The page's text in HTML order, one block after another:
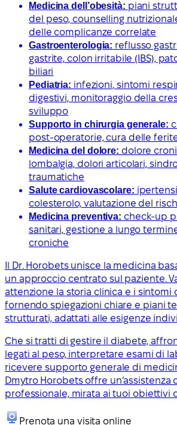
Medicina dell’obesità: piani
del peso, counselling
delle complicanze correlate
Gastroenterologia: reflusso
gastrite, colon irritabile (IBS),
biliari
Pediatria: infezioni, sintomi
digestivi, monitoraggio della
sviluppo
Supporto in chirurgia generale:
post-operatorie, cura delle
Medicina del dolore: dolore
lombalgia, dolori articolari,
traumatiche
Salute cardiovascolare:
colesterolo, valutazione del
Medicina preventiva: check-up
sanitari, gestione a lungo
croniche
Il Dr. Horobets unisce la medicina
un approccio centrato sul paziente.
attenzione la storia clinica e i sintomi
fornendo spiegazioni chiare e piani
strutturati, adattati alle esigenze
Che si tratti di gestire il diabete,
legati al peso, interpretare esami di
ricevere supporto generale di
Dmytro Horobets offre un’assistenza
professionale, mirata ai tuoi obiettivi
Prenota una visita online